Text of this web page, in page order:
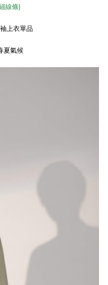
線條}
上衣單品
夏氣候